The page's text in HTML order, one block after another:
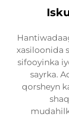
xasiloonida
sifooyinka
sayrka.
qorsheyn